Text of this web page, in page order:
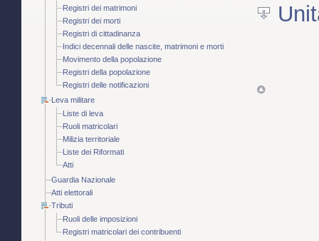
Registri dei matrimoni
Registri dei morti
Registri di cittadinanza
Indici decennali delle nascite, matrimoni e morti
Movimento della popolazione
Registri della popolazione
Registri delle notificazioni
Leva militare
Liste di leva
Ruoli matricolari
Milizia territoriale
Liste dei Riformati
Atti
Guardia Nazionale
Atti elettorali
Tributi
Ruoli delle imposizioni
Registri matricolari dei contribuenti